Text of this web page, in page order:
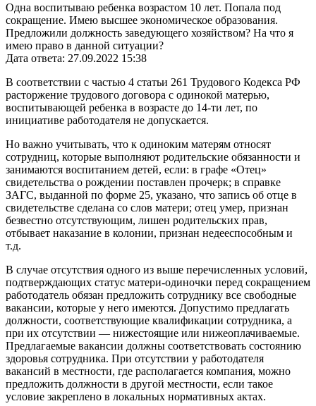
Одна воспитываю ребенка возрастом 10 лет. Попала под
сокращение. Имею высшее экономическое образования.
Предложили должность заведующего хозяйством? На что я
имею право в данной ситуации?
Дата ответа: 27.09.2022 15:38
В соответствии с частью 4 статьи 261 Трудового Кодекса РФ
расторжение трудового договора с одинокой матерью,
воспитывающей ребенка в возрасте до 14-ти лет, по
инициативе работодателя не допускается.
Но важно учитывать, что к одиноким матерям относят
сотрудниц, которые выполняют родительские обязанности и
занимаются воспитанием детей, если: в графе «Отец»
свидетельства о рождении поставлен прочерк; в справке
ЗАГС, выданной по форме 25, указано, что запись об отце в
свидетельстве сделана со слов матери; отец умер, признан
безвестно отсутствующим, лишен родительских прав,
отбывает наказание в колонии, признан недееспособным и
т.д.
В случае отсутствия одного из выше перечисленных условий,
подтверждающих статус матери-одиночки перед сокращением
работодатель обязан предложить сотруднику все свободные
вакансии, которые у него имеются. Допустимо предлагать
должности, соответствующие квалификации сотрудника, а
при их отсутствии — нижестоящие или нижеоплачиваемые.
Предлагаемые вакансии должны соответствовать состоянию
здоровья сотрудника. При отсутствии у работодателя
вакансий в местности, где располагается компания, можно
предложить должности в другой местности, если такое
условие закреплено в локальных нормативных актах.